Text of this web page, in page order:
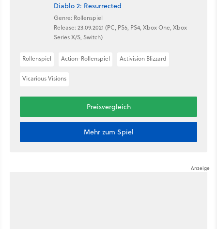
Diablo 2: Resurrected
Genre: Rollenspiel
Release: 23.09.2021 (PC, PS5, PS4, Xbox One, Xbox
Series X/S, Switch)
Rollenspiel Action-Rollenspiel Activision Blizzard
Vicarious Visions
Preisvergleich
Mehr zum Spiel